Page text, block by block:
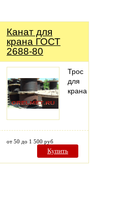
Канат для
крана ГОСТ
2688-80
Трос
для
крана
от 50 до 1 500 руб
Купить